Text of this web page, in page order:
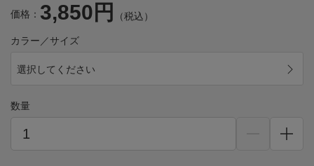
価格： 3,850円 （税込）
カラー／サイズ
選択してください
数量